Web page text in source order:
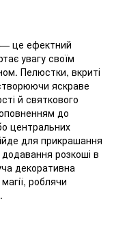
— це ефектний
увагу своїм
Пелюстки, вкриті
яскраве
й святкового
до
центральних
для прикрашання
розкоші в
декоративна
роблячи